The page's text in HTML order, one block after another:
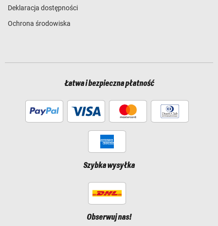
Deklaracja dostępności
Ochrona środowiska
Łatwa i bezpieczna płatność
Szybka wysyłka
Obserwuj nas!